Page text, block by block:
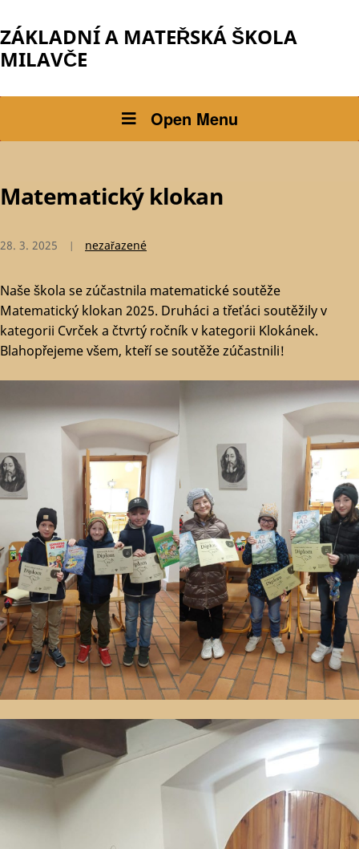
ZÁKLADNÍ A MATEŘSKÁ ŠKOLA
MILAVČE
Open Menu
Matematický klokan
28. 3. 2025 nezařazené
Naše škola se zúčastnila matematické soutěže
Matematický klokan 2025. Druháci a třeťáci soutěžily v
kategorii Cvrček a čtvrtý ročník v kategorii Klokánek.
Blahopřejeme všem, kteří se soutěže zúčastnili!